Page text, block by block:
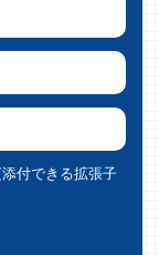
付できる拡張子